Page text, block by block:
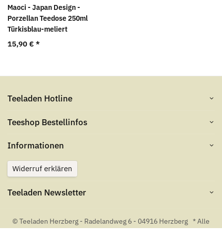
Maoci - Japan Design -
Porzellan Teedose 250ml
Türkisblau-meliert
15,90 € *
Teeladen Hotline
Teeshop Bestellinfos
Informationen
Widerruf erklären
Teeladen Newsletter
© Teeladen Herzberg - Radelandweg 6 - 04916 Herzberg * Alle